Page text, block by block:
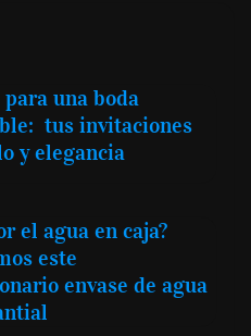
para una boda
tus invitaciones
y elegancia
el agua en caja?
este
envase de agua